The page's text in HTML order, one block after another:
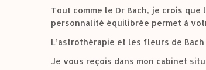
Tout comme le Dr Bach, je crois
personnalité équilibrée permet à
L’astrothérapie et les fleurs de
Je vous reçois dans mon cabinet